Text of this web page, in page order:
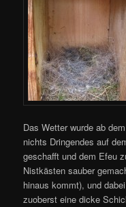
Das Wetter wurde ab
nichts Dringendes auf
geschafft und dem Efeu
Nistkästen sauber
hinaus kommt), und
zuoberst eine dicke